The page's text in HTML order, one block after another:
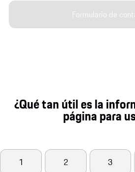
Formulario de
¿Qué tan útil es la
página para
1 2 3